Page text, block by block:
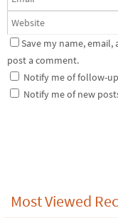
Save my name,
post a comment.
Notify me of follow-
Notify me of new
Most Viewed